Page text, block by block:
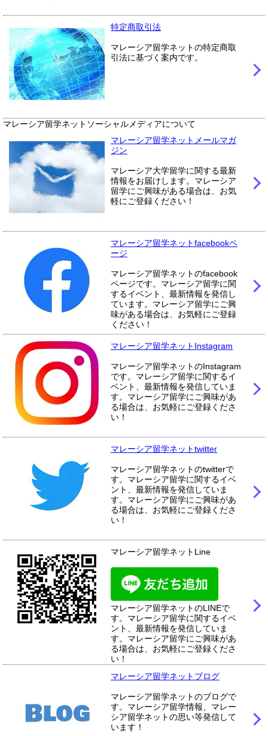
特定商取引法
マレーシア留学ネットの特定商取
引法に基づく案内です。
マレーシア留学ネットソーシャルメディアについて
マレーシア留学ネットメールマガ
ジン
マレーシア大学留学に関する最新
情報をお届けします。マレーシア
留学にご興味がある場合は、お気
軽にご登録ください！
マレーシア留学ネットfacebookペ
ージ
マレーシア留学ネットのfacebook
ページです。マレーシア留学に関
するイベント、最新情報を発信し
ています。マレーシア留学にご興
味がある場合は、お気軽にご登録
ください！
マレーシア留学ネットInstagram
マレーシア留学ネットのInstagram
です。マレーシア留学に関するイ
ベント、最新情報を発信していま
す。マレーシア留学にご興味があ
る場合は、お気軽にご登録くださ
い！
マレーシア留学ネットtwitter
マレーシア留学ネットのtwitterで
す。マレーシア留学に関するイベ
ント、最新情報を発信していま
す。マレーシア留学にご興味があ
る場合は、お気軽にご登録くださ
い！
マレーシア留学ネットLine
マレーシア留学ネットのLINEで
す。マレーシア留学に関するイベ
ント、最新情報を発信していま
す。マレーシア留学にご興味があ
る場合は、お気軽にご登録くださ
い！
マレーシア留学ネットブログ
マレーシア留学ネットのブログで
す。マレーシア留学情報、マレー
シア留学ネットの思い等発信して
います！